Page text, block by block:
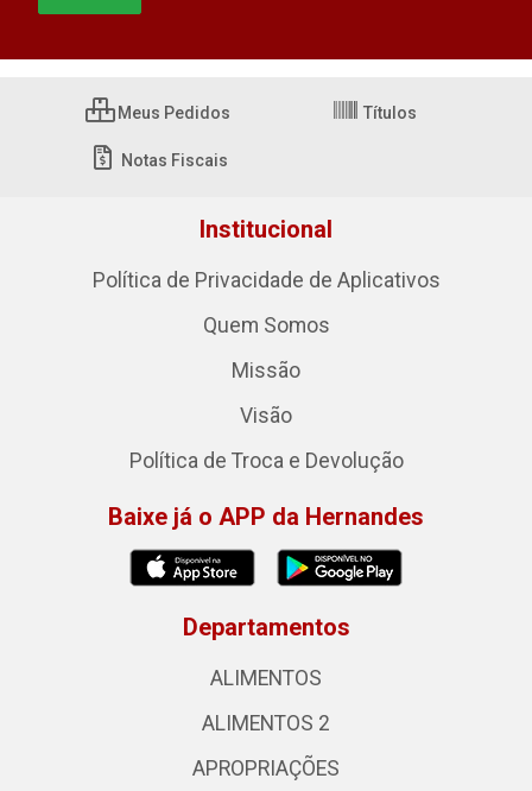
Meus Pedidos Títulos
Notas Fiscais
Institucional
Política de Privacidade de Aplicativos
Quem Somos
Missão
Visão
Política de Troca e Devolução
Baixe já o APP da Hernandes
Departamentos
ALIMENTOS
ALIMENTOS 2
APROPRIAÇÕES